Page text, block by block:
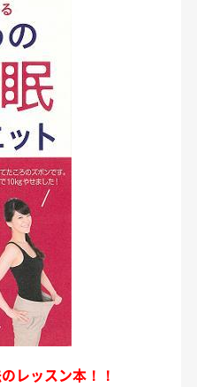
レッスン本！！